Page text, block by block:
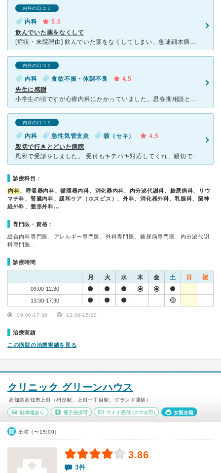
内科の口コミ
内科
5.0
飲んでいた薬をなくして
[症状・来院理由] 飲んでいた薬をなくしてしまい、急遽細木病院の外来で薬を出してもらいました。 [医師の診断・治療法] 睡眠薬だったのですが、非常に丁寧に説明していただき、こちらを気遣ってく
内科の口コミ
内科 食欲不振・体調不良
4.5
先生に感謝
小学生の頃ですが心療内科にかかっていました。思春期相談と言ったところでしょうか？先生は1番に患者さんのことを考えてくれているのがよく分かり、母親と先生が話している間は看護師さんが一緒に遊んでくれたので
内科の口コミ
内科 急性気管支炎 咳（セキ）
4.5
親切で行きとどいた病院
風邪で受診をしました。 受付もキテパキ対応してくれ、親切で良かったです。 待ち時間１０分ほどでさほど、混み合ってはいなかったです。 実は、咳がでており他の病院を受診しましたが薬が合わないのか
診療科目：
内科、呼吸器内科、循環器内科、消化器内科、内分泌代謝科、糖尿病科、リウ
マチ科、腎臓内科、緩和ケア（ホスピス）、外科、消化器外科、乳腺科、脳神
経外科、整形外科…
専門医・資格：
総合内科専門医、アレルギー専門医、外科専門医、糖尿病専門医、内分泌代謝
科専門医…
診療時間
月 火 水 木 金 土 日 祝
09:00-12:30
13:30-17:30
09:00-17:30 13:00-15:00
治療実績
この病院の治療実績を見る
クリニック グリーンハウス
高知県高知市上町（枡形駅、上町一丁目駅、グランド通駅）
駐車場あり 電子決済可 マイナ受付 (スマホ可) 女医在籍
土曜（〜15:00）
3.86
3件